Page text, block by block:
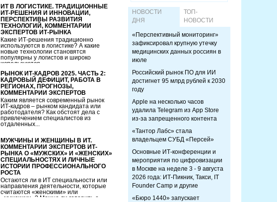
ИТ В ЛОГИСТИКЕ. ТРАДИЦИОННЫЕ
ИТ-РЕШЕНИЯ И ИННОВАЦИИ,
ПЕРСПЕКТИВЫ РАЗВИТИЯ
ТЕХНОЛОГИЙ, КОММЕНТАРИИ
ЭКСПЕРТОВ ИТ-РЫНКА
Какие ИТ-решения традиционно
используются в логистике? А какие
новые технологии становятся
популярны у логистов и широко
используются...
РЫНОК ИТ-КАДРОВ 2025. ЧАСТЬ 2:
КАДРОВЫЙ ДЕФИЦИТ, РАБОТА В
РЕГИОНАХ, ПРОГНОЗЫ,
КОММЕНТАРИИ ЭКСПЕРТОВ
Каким является современный рынок
ИТ-кадров – рынком кандидата или
работодателя? Как обстоят дела с
привлечением специалистов из
отдаленных...
МУЖЧИНЫ И ЖЕНЩИНЫ В ИТ.
КОММЕНТАРИИ ЭКСПЕРТОВ ИТ-
РЫНКА О «МУЖСКИХ» И «ЖЕНСКИХ»
СПЕЦИАЛЬНОСТЯХ И ЛИЧНЫЕ
ИСТОРИИ ПРОФЕССИОНАЛЬНОГО
РОСТА
Остаются ли в ИТ специальности или
направления деятельности, которые
считаются «женскими» или
«мужскими»? Можно ли говорить о
НОВОСТИ
ДНЯ
ТОП-
НОВОСТИ
«Перспективный мониторинг»
зафиксировал крупную утечку
медицинских данных россиян в
июле
Российский рынок ПО для ИИ
достигнет 95 млрд рублей к 2030
году
Apple на несколько часов
удалила Telegram из App Store
из-за запрещенного контента
«Тантор Лабс» стала
владельцем СУБД «Персей»
Основные ИТ-конференции и
мероприятия по цифровизации
в Москве на неделе 3 - 9 августа
2026 года: ИТ-Пикник, Такси, IT
Founder Camp и другие
«Бюро 1440» запускает